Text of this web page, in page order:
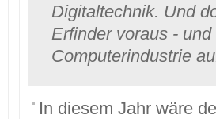
Digitaltechnik. Und
Erfinder voraus -
Computerindustrie
In diesem Jahr wäre de